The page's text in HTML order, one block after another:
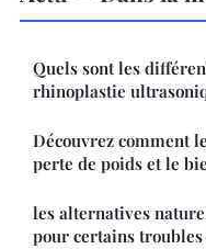
Quels sont les
rhinoplastie
Découvrez comment
perte de poids et le
les alternatives
pour certains troubles